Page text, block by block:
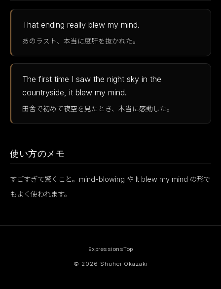
That ending really blew my mind.
あのラスト、本当に度肝を抜かれた。
The first time I saw the night sky in the
countryside, it blew my mind.
田舎で初めて夜空を見たとき、本当に感動した。
使い方のメモ
すごすぎて驚くこと。mind-blowing や It blew my mind の形で
もよく使われます。
ExpressionsTop
© 2026 Shuhei Okazaki